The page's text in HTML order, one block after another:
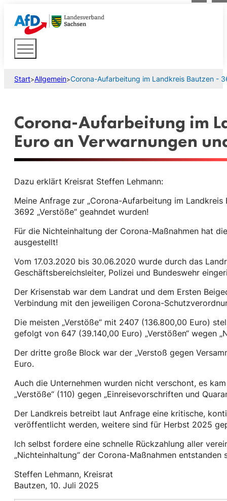
Start>Allgemein>Corona-Aufarbeitung im Landkreis Bautzen -
Corona-Aufarbeitung im
Euro an Verwarnungen
Dazu erklärt Kreisrat Steffen Lehmann:
Meine Anfrage zur „Corona-Aufarbeitung im
3692 „Verstöße“ geahndet wurden!
Für die Nichteinhaltung der Corona-Maßnahmen hat
ausgestellt!
Vom 17.03.2020 bis 30.06.2020 wurde durch das
Geschäftsbereichsleiter, Polizei und Bundeswehr
Der Krisenstab war dem Landrat und dem Ersten
Verbindung mit den jeweiligen Corona-
Die meisten „Verstöße“ mit 2407 (136.800,00 Euro)
gefolgt von 647 (39.140,00 Euro) „Verstößen“ wegen
Der dritte große Block war der „Verstoß gegen
Euro.
Auch die Unternehmen wurden nicht verschont, es
„Verstöße“ (110) gegen „Einreisevorschriften und
Der Landkreis betreibt laut Anfrage eine kritische,
veröffentlicht werden, weitere sind für Herbst 2025
Ich selbst fordere eine schnelle Rückzahlung aller
„Nichteinhaltung“ der Corona-Maßnahmen entstanden
Steffen Lehmann, Kreisrat
Bautzen, 10. Juli 2025